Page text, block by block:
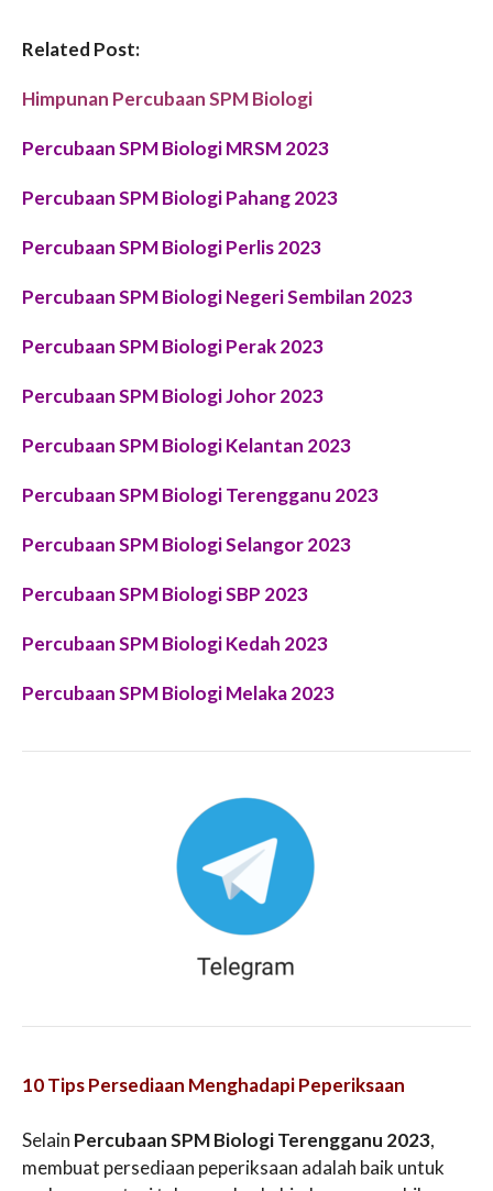
Related Post:
Himpunan Percubaan SPM Biologi
Percubaan SPM Biologi MRSM 2023
Percubaan SPMBiologi Pahang2023
Percubaan SPMBiologi Perlis2023
Percubaan SPMBiologi Negeri Sembilan 2023
Percubaan SPMBiologi Perak2023
Percubaan SPMBiologi Johor2023
Percubaan SPMBiologi Kelantan 2023
Percubaan SPMBiologi Terengganu 2023
Percubaan SPMBiologi Selangor2023
Percubaan SPMBiologi SBP 2023
Percubaan SPMBiologi Kedah 2023
Percubaan SPMBiologi Melaka2023
10 Tips Persediaan Menghadapi Peperiksaan
Selain Percubaan SPM Biologi Terengganu 2023,
membuat persediaan peperiksaan adalah baik untuk